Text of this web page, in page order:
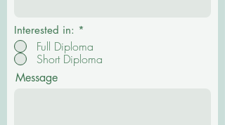
Interested in: *
Full Diploma
Short Diploma
Message